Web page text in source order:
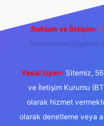
Reklam ve İletişim:
Yasal Uyarı: Sitemiz,
ve İletişim Kurumu
olarak hizmet
olarak denetleme veya